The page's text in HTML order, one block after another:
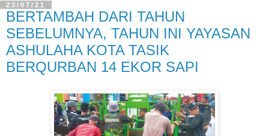
23/07/21
BERTAMBAH DARI TAHUN
SEBELUMNYA, TAHUN INI YAYASAN
ASHULAHA KOTA TASIK
BERQURBAN 14 EKOR SAPI